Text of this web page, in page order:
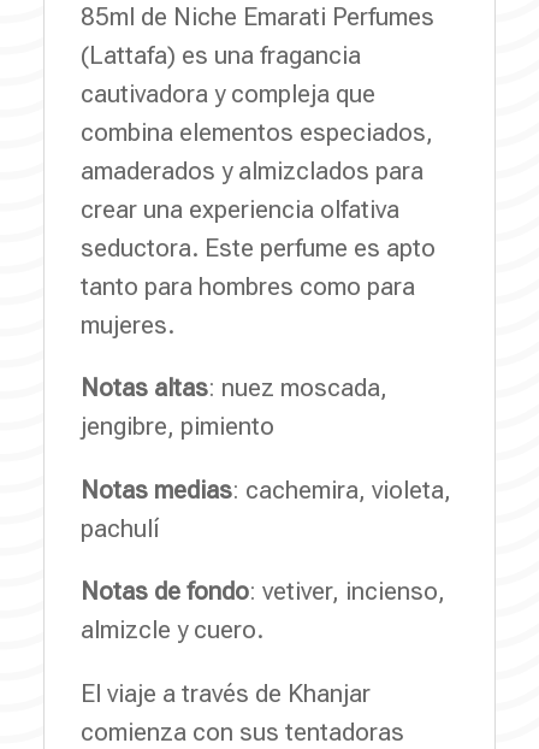
85ml de Niche Emarati Perfumes
(Lattafa) es una fragancia
cautivadora y compleja que
combina elementos especiados,
amaderados y almizclados para
crear una experiencia olfativa
seductora. Este perfume es apto
tanto para hombres como para
mujeres.
Notas altas: nuez moscada,
jengibre, pimiento
Notas medias: cachemira, violeta,
pachulí
Notas de fondo: vetiver, incienso,
almizcle y cuero.
El viaje a través de Khanjar
comienza con sus tentadoras